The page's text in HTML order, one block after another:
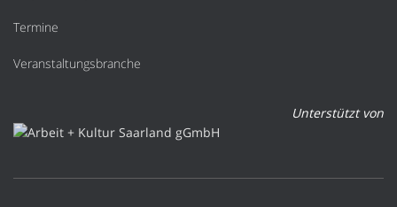
Termine
Veranstaltungsbranche
Unterstützt von